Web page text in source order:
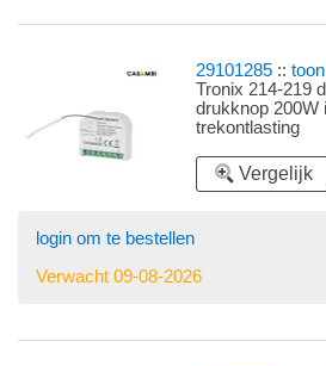
29101285 ::
Tronix 214-219
drukknop 200W
trekontlasting
Vergelijk
login om te bestellen
Verwacht 09-08-2026